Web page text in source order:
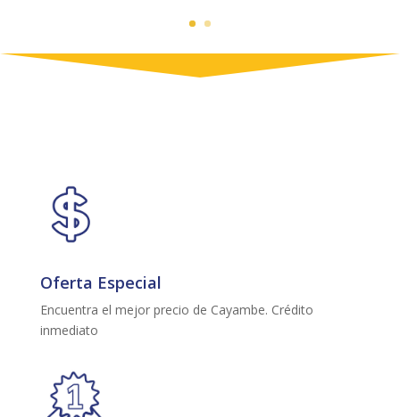
Oferta Especial
Encuentra el mejor precio de Cayambe. Crédito
inmediato